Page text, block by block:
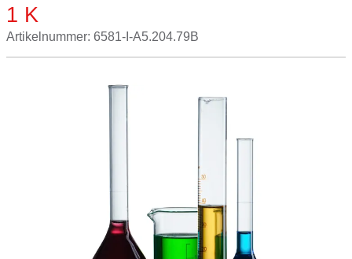
1 K
Artikelnummer: 6581-I-A5.204.79B